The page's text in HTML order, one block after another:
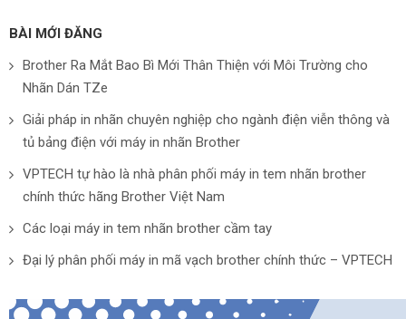
BÀI MỚI ĐĂNG
Brother Ra Mắt Bao Bì Mới Thân Thiện với Môi Trường cho
Nhãn Dán TZe
Giải pháp in nhãn chuyên nghiệp cho ngành điện viễn thông và
tủ bảng điện với máy in nhãn Brother
VPTECH tự hào là nhà phân phối máy in tem nhãn brother
chính thức hãng Brother Việt Nam
Các loại máy in tem nhãn brother cầm tay
Đại lý phân phối máy in mã vạch brother chính thức – VPTECH